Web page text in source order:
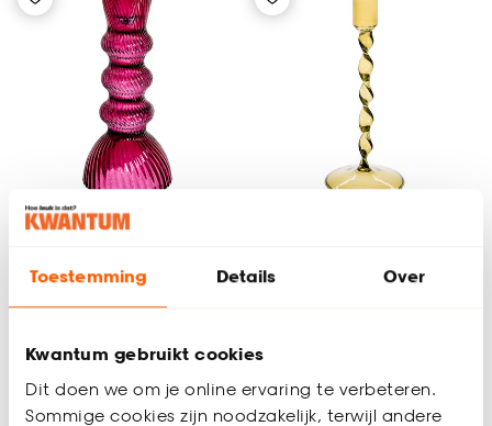
Toestemming Details Over
Kwantum gebruikt cookies
Dit doen we om je online ervaring te verbeteren.
Sommige cookies zijn noodzakelijk, terwijl andere
Kandelaar Alzano
Bruin
(0)
4.50
Kandelaar Aosta
4.50